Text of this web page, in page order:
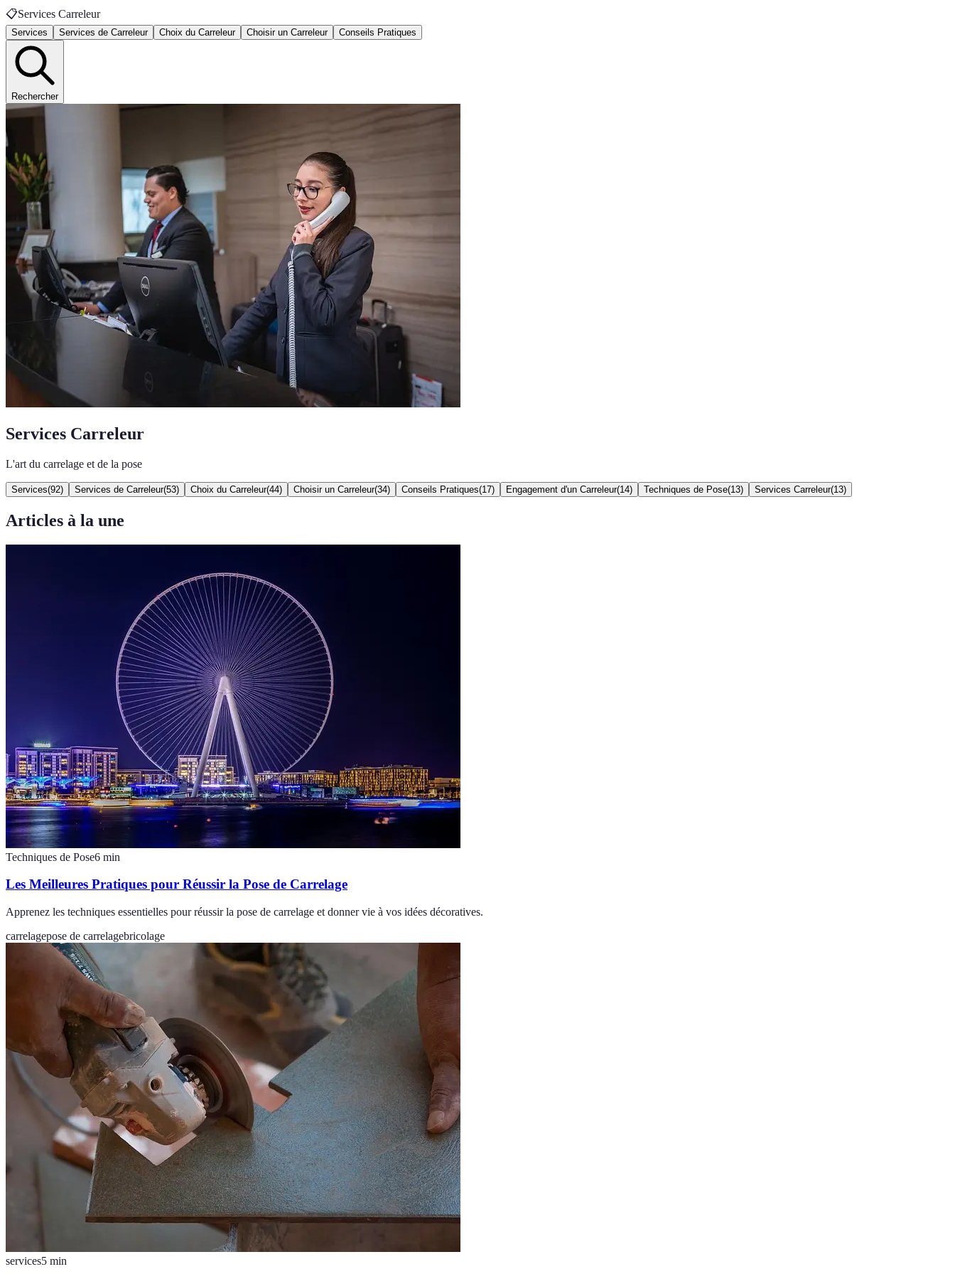
📋Services Carreleur
Services Services de Carreleur Choix du Carreleur Choisir un Carreleur Conseils Pratiques
Rechercher
Services Carreleur
L'art du carrelage et de la pose
Services(92) Services de Carreleur(53) Choix du Carreleur(44) Choisir un Carreleur(34) Conseils Pratiques(17) Engagement d'un Carreleur(14) Techniques de Pose(13) Services Carreleur(13)
Articles à la une
Techniques de Pose6 min
Les Meilleures Pratiques pour Réussir la Pose de Carrelage
Apprenez les techniques essentielles pour réussir la pose de carrelage et donner vie à vos idées décoratives.
carrelagepose de carrelagebricolage
services5 min